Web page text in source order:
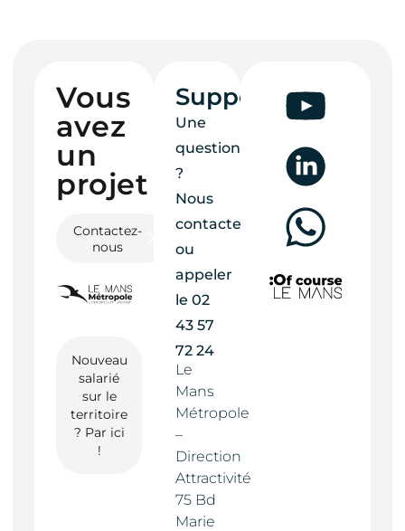
Vous
avez
un
projet ?
Contactez-
nous
Nouveau
salarié
sur le
territoire
? Par ici
!
Support
Une
question
?
Nous
contacter
ou
appeler
le02
43 57
72 24
Le
Mans
Métropole
–
Direction
Attractivité
75 Bd
Marie